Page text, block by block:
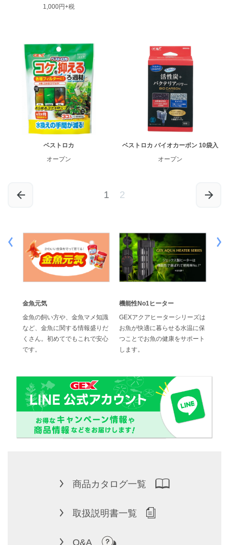
1,000円+税
ベストロカ
オープン
ベストロカ バイオカーボン 10袋入
オープン
1 2
金魚元気
金魚の飼い方や、金魚マメ知識
など、金魚に関する情報盛りだ
くさん。初めてでもこれで安心
です。
機能性No1ヒーター
GEXアクアヒーターシリーズは
お魚が快適に暮らせる水温に保
つことでお魚の健康をサポート
します。
商品カタログ一覧
取扱説明書一覧
Q&A